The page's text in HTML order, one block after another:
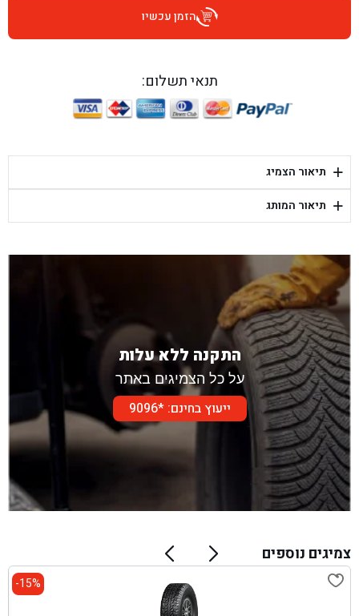
בן גל - היובלים 26, הוד השרון - הוד השרון
בן גל - יפת 88, תל אביב יפו - תל אביב
בן גל - דור אלון הר טוב - בית שמש
הזמן עכשיו
תנאי תשלום:
+ תיאור הצמיג
+ תיאור המותג
התקנה ללא עלות
על כל הצמיגים באתר
ייעוץ בחינם: *9096
צמיגים נוספים
15%-